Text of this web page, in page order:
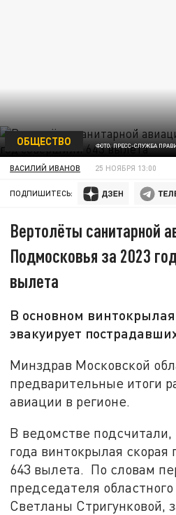
ФОТО: ПРЕСС-СЛУЖБА
ОБЩЕСТВО
ВАСИЛИЙ ИВАНОВ 25 НОЯБРЯ 13:00
ПОДПИШИТЕСЬ:
Вертолёты санитарной
Подмосковья за 2023
вылета
В основном
эвакуирует
Минздрав Московской
предварительные итоги
авиации в регионе.
В ведомстве подсчитали,
года винтокрылая
643 вылета. По словам
председателя
Светланы Стригунковой,